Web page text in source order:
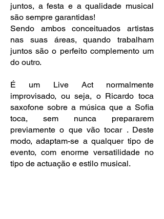
juntos, a festa e a qualidade musical
são sempre garantidas!
Sendo ambos conceituados artistas
nas suas áreas, quando trabalham
juntos são o perfeito complemento um
do outro.
É um Live Act normalmente
improvisado, ou seja, o Ricardo toca
saxofone sobre a música que a Sofia
toca, sem nunca prepararem
previamente o que vão tocar . Deste
modo, adaptam-se a qualquer tipo de
evento, com enorme versatilidade no
tipo de actuação e estilo musical.